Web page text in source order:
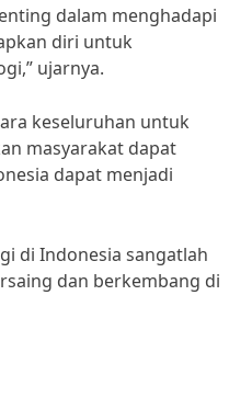
dalam menghadapi
diri untuk
ujarnya.
keseluruhan untuk
masyarakat dapat
dapat menjadi
di Indonesia sangatlah
dan berkembang di